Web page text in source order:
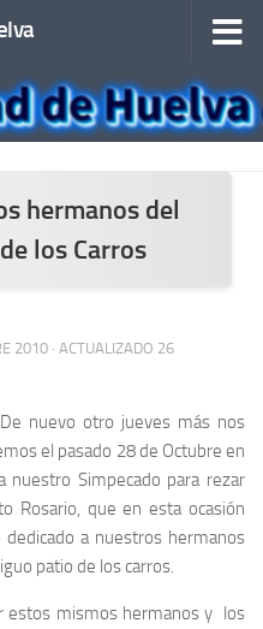
hermanos del
los Carros
2010 · ACTUALIZADO 26
otro jueves más nos
el pasado 28 de Octubre en
nuestro Simpecado para rezar
Rosario, que en esta ocasión
dedicado a nuestros hermanos
patio de los carros.
mismos hermanos y los